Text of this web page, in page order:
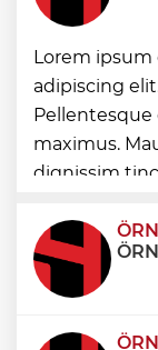
Lorem
adipiscing
maximus.
dignissim